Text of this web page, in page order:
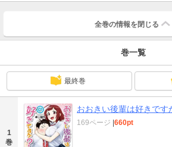
全巻の情報を 閉じる
巻一覧
最終巻
1
巻
おおきい後輩は好きです
169ページ |660pt